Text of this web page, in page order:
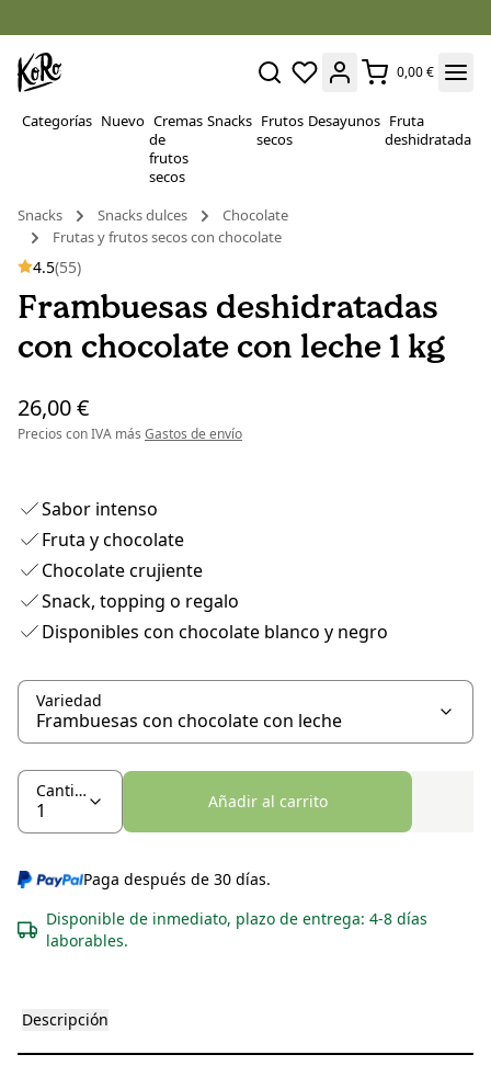
0,00 €
Categorías Nuevo Cremas
de
frutos
secos
Snacks Frutos
secos
Desayunos Fruta
deshidratada
Snacks Snacks dulces
Chocolate
Frutas y frutos secos con chocolate
4.5(55)
Frambuesas deshidratadas
con chocolate con leche 1 kg
26,00 €
Precios con IVA más Gastos de envío
Sabor intenso
Fruta y chocolate
Chocolate crujiente
Snack, topping o regalo
Disponibles con chocolate blanco y negro
Variedad
Cantidad
Añadir al carrito
Paga después de 30 días.
Disponible de inmediato, plazo de entrega: 4-8 días
laborables.
Descripción